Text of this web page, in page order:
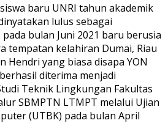
baru UNRI tahun akademik
lulus sebagai
bulan Juni 2021 baru berusia
tempatan kelahiran Dumai, Riau
Hendri yang biasa disapa YON
diterima menjadi
Teknik Lingkungan Fakultas
SBMPTN LTMPT melalui Ujian
(UTBK) pada bulan April